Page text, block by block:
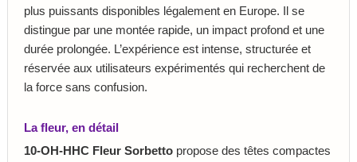
plus puissants disponibles légalement en Europe. Il se
distingue par une montée rapide, un impact profond et une
durée prolongée. L’expérience est intense, structurée et
réservée aux utilisateurs expérimentés qui recherchent de
la force sans confusion.
La fleur, en détail
10-OH-HHC Fleur Sorbetto propose des têtes compactes